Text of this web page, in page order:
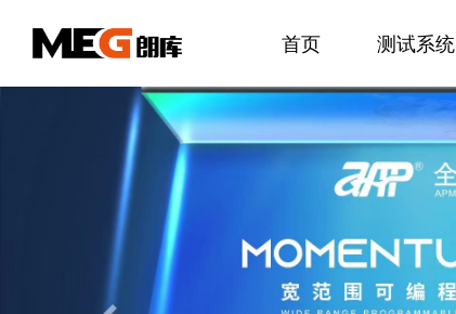
首页 测试系统